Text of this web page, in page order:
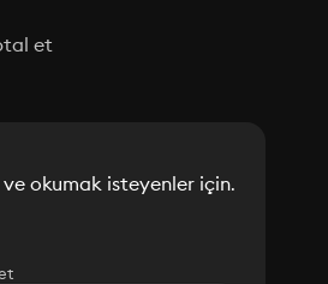
et
ve okumak isteyenler için.